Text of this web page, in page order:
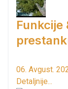
Funkcije
06. Avgust.
Detaljnije...